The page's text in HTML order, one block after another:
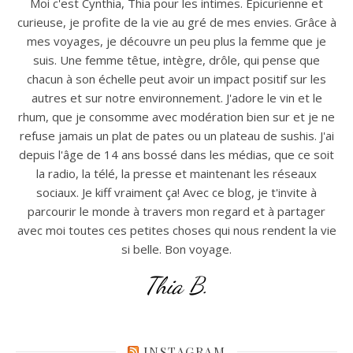
curieuse, je profite de la vie au gré de mes envies. Grâce à
mes voyages, je découvre un peu plus la femme que je
suis. Une femme têtue, intègre, drôle, qui pense que
chacun à son échelle peut avoir un impact positif sur les
autres et sur notre environnement. J'adore le vin et le
rhum, que je consomme avec modération bien sur et je ne
refuse jamais un plat de pates ou un plateau de sushis. J'ai
depuis l'âge de 14 ans bossé dans les médias, que ce soit
la radio, la télé, la presse et maintenant les réseaux
sociaux. Je kiff vraiment ça! Avec ce blog, je t'invite à
parcourir le monde à travers mon regard et à partager
avec moi toutes ces petites choses qui nous rendent la vie
si belle. Bon voyage.
Thia B.